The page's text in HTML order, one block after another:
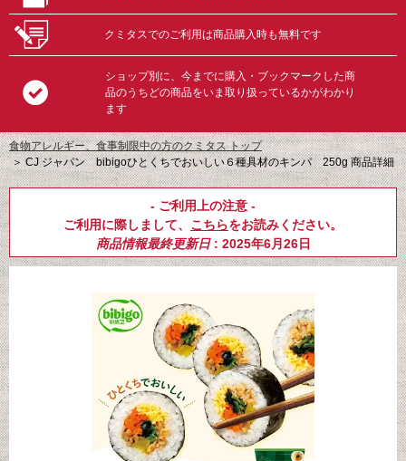
クミタスでのご利用は商品購入時も無料です
ショップ別に、今までに購入・ブックマークした商
品のうちどの商品をいま取り扱っているかがわかり
ます
食物アレルギー、食事制限中の方のクミタス トップ
＞CJ ジャパン bibigoひとくちでおいしい６種具材のキンパ 250g 商品詳細
- ご利用上の注意 -
ご利用に際しまして、 こちらをお読みください。
商品情報最終更新日: 2025年6月26日